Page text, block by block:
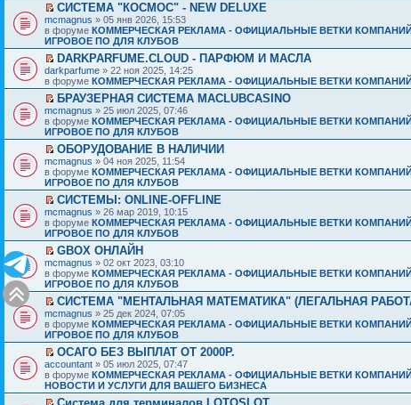
СИСТЕМА "КОСМОС" - NEW DELUXE
mcmagnus » 05 янв 2026, 15:53
в форуме КОММЕРЧЕСКАЯ РЕКЛАМА - ОФИЦИАЛЬНЫЕ ВЕТКИ
ИГРОВОЕ ПО ДЛЯ КЛУБОВ
DARKPARFUME.CLOUD - ПАРФЮМ И МАСЛА
darkparfume » 22 ноя 2025, 14:25
в форуме КОММЕРЧЕСКАЯ РЕКЛАМА - ОФИЦИАЛЬНЫЕ ВЕТКИ
БРАУЗЕРНАЯ СИСТЕМА MACLUBCASINO
mcmagnus » 25 июл 2025, 07:46
в форуме КОММЕРЧЕСКАЯ РЕКЛАМА - ОФИЦИАЛЬНЫЕ ВЕТКИ
ИГРОВОЕ ПО ДЛЯ КЛУБОВ
ОБОРУДОВАНИЕ В НАЛИЧИИ
mcmagnus » 04 ноя 2025, 11:54
в форуме КОММЕРЧЕСКАЯ РЕКЛАМА - ОФИЦИАЛЬНЫЕ ВЕТКИ
ИГРОВОЕ ПО ДЛЯ КЛУБОВ
СИСТЕМЫ: ONLINE-OFFLINE
mcmagnus » 26 мар 2019, 10:15
в форуме КОММЕРЧЕСКАЯ РЕКЛАМА - ОФИЦИАЛЬНЫЕ ВЕТКИ
ИГРОВОЕ ПО ДЛЯ КЛУБОВ
GBOX ОНЛАЙН
mcmagnus » 02 окт 2023, 03:10
в форуме КОММЕРЧЕСКАЯ РЕКЛАМА - ОФИЦИАЛЬНЫЕ ВЕТКИ
ИГРОВОЕ ПО ДЛЯ КЛУБОВ
СИСТЕМА "МЕНТАЛЬНАЯ МАТЕМАТИКА" (ЛЕГАЛЬНАЯ
mcmagnus » 25 дек 2024, 07:05
в форуме КОММЕРЧЕСКАЯ РЕКЛАМА - ОФИЦИАЛЬНЫЕ ВЕТКИ
ИГРОВОЕ ПО ДЛЯ КЛУБОВ
ОСАГО БЕЗ ВЫПЛАТ ОТ 2000Р.
accountant » 05 июл 2025, 07:47
в форуме КОММЕРЧЕСКАЯ РЕКЛАМА - ОФИЦИАЛЬНЫЕ ВЕТКИ
НОВОСТИ И УСЛУГИ ДЛЯ ВАШЕГО БИЗНЕСА